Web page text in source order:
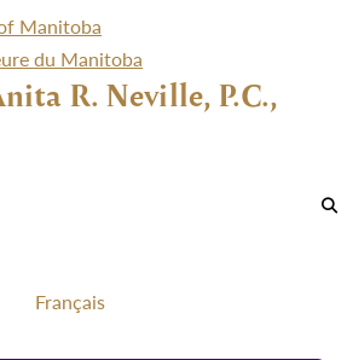
Manitoba
du Manitoba
R. Neville, P.C.,
Français